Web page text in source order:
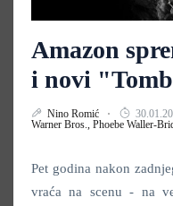
Amazon
i novi
Nino Romić
Warner Bros., Phoebe Waller-
Pet godina nakon
vraća na scenu - na